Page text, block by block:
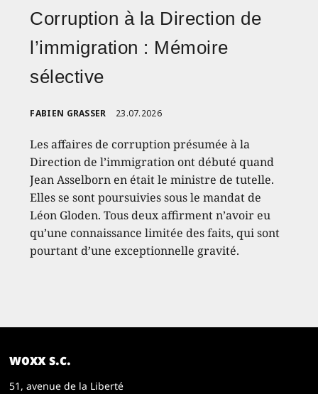
Corruption à la Direction de
l’immigration : Mémoire
sélective
FABIEN GRASSER 23.07.2026
Les affaires de corruption présumée à la
Direction de l’immigration ont débuté quand
Jean Asselborn en était le ministre de tutelle.
Elles se sont poursuivies sous le mandat de
Léon Gloden. Tous deux affirment n’avoir eu
qu’une connaissance limitée des faits, qui sont
pourtant d’une exceptionnelle gravité.
woxx s.c.
51, avenue de la Liberté